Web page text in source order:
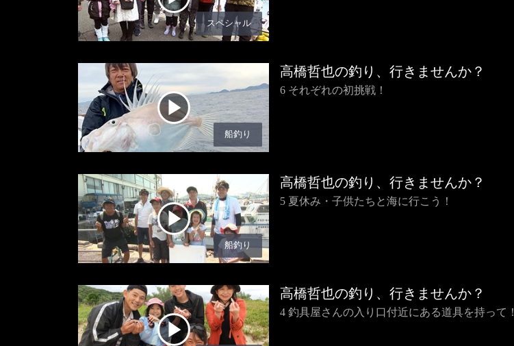
スペシャル
船釣り
高橋哲也の釣り、行きませんか？
6 それぞれの初挑戦！
船釣り
高橋哲也の釣り、行きませんか？
5 夏休み・子供たちと海に行こう！
高橋哲也の釣り、行きませんか？
4 釣具屋さんの入り口付近にある道具を持って！